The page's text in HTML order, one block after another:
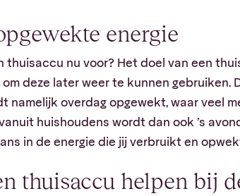
energie
thuisaccu nu voor? Het doel van een
deze later weer te kunnen gebruiken.
namelijk overdag opgewekt, waar veel
huishoudens wordt dan ook ’s
in de energie die jij verbruikt en
thuisaccu helpen bij